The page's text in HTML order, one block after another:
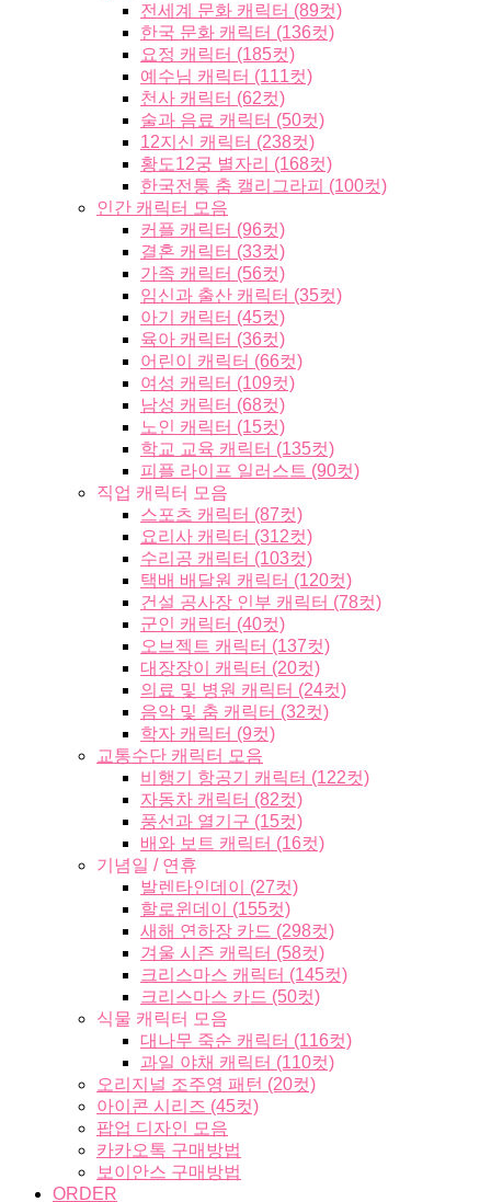
전세계 문화 캐릭터 (89컷)
한국 문화 캐릭터 (136컷)
요정 캐릭터 (185컷)
예수님 캐릭터 (111컷)
천사 캐릭터 (62컷)
술과 음료 캐릭터 (50컷)
12지신 캐릭터 (238컷)
황도12궁 별자리 (168컷)
한국전통 춤 캘리그라피 (100컷)
인간 캐릭터 모음
커플 캐릭터 (96컷)
결혼 캐릭터 (33컷)
가족 캐릭터 (56컷)
임신과 출산 캐릭터 (35컷)
아기 캐릭터 (45컷)
육아 캐릭터 (36컷)
어린이 캐릭터 (66컷)
여성 캐릭터 (109컷)
남성 캐릭터 (68컷)
노인 캐릭터 (15컷)
학교 교육 캐릭터 (135컷)
피플 라이프 일러스트 (90컷)
직업 캐릭터 모음
스포츠 캐릭터 (87컷)
요리사 캐릭터 (312컷)
수리공 캐릭터 (103컷)
택배 배달원 캐릭터 (120컷)
건설 공사장 인부 캐릭터 (78컷)
군인 캐릭터 (40컷)
오브젝트 캐릭터 (137컷)
대장장이 캐릭터 (20컷)
의료 및 병원 캐릭터 (24컷)
음악 및 춤 캐릭터 (32컷)
학자 캐릭터 (9컷)
교통수단 캐릭터 모음
비행기 항공기 캐릭터 (122컷)
자동차 캐릭터 (82컷)
풍선과 열기구 (15컷)
배와 보트 캐릭터 (16컷)
기념일 / 연휴
발렌타인데이 (27컷)
할로윈데이 (155컷)
새해 연하장 카드 (298컷)
겨울 시즌 캐릭터 (58컷)
크리스마스 캐릭터 (145컷)
크리스마스 카드 (50컷)
식물 캐릭터 모음
대나무 죽순 캐릭터 (116컷)
과일 야채 캐릭터 (110컷)
오리지널 조주영 패턴 (20컷)
아이콘 시리즈 (45컷)
팝업 디자인 모음
카카오톡 구매방법
보이안스 구매방법
ORDER